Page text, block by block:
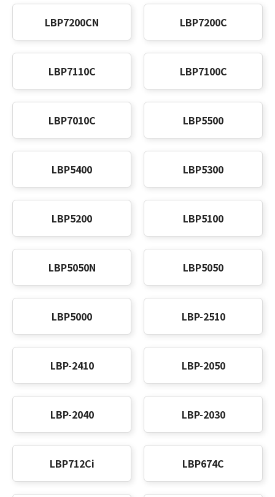
LBP7200CN LBP7200C
LBP7110C LBP7100C
LBP7010C LBP5500
LBP5400 LBP5300
LBP5200 LBP5100
LBP5050N LBP5050
LBP5000 LBP-2510
LBP-2410 LBP-2050
LBP-2040 LBP-2030
LBP712Ci LBP674C